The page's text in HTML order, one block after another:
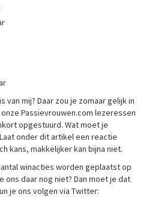
van mij? Daar zou je zomaar gelijk in
Passievrouwen.com lezeressen
opgestuurd. Wat moet je
onder dit artikel een reactie
kans, makkelijker kan bijna niet.
winacties worden geplaatst op
ons daar nog niet? Dan moet je dat
je ons volgen via Twitter: